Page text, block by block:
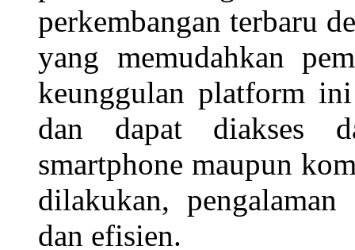
perkembangan terbaru
yang memudahkan
keunggulan platform
dan dapat diakses
smartphone maupun
dilakukan,
dan efisien.